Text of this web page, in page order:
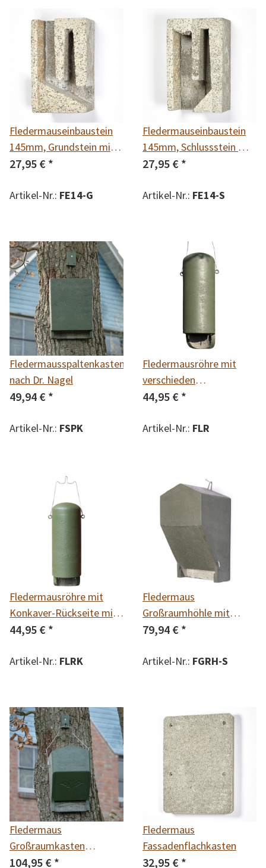
Fledermauseinbaustein
145mm, Grundstein mit
Rückwand
27,95 € *
Artikel-Nr.: FE14-G
Fledermauseinbaustein
145mm, Schlussstein mit
Rückwand
27,95 € *
Artikel-Nr.: FE14-S
Fledermausspaltenkasten
nach Dr. Nagel
49,94 € *
Artikel-Nr.: FSPK
Fledermausröhre mit
verschieden
Einflugschlitzen erhältlich
Kleinfledermäuse 14 mm
44,95 € *
Artikel-Nr.: FLR
Fledermausröhre mit
Konkaver-Rückseite mit
verschieden
in 2 Varianten:
44,95 € *
Artikel-Nr.: FLRK
Fledermaus
Großraumhöhle mit
Satteldach
79,94 € *
Artikel-Nr.: FGRH-S
Fledermaus
Großraumkasten
universal
104,95 € *
Fledermaus
Fassadenflachkasten
32,95 € *